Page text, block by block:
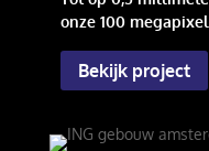
onze 100
Bekijk project